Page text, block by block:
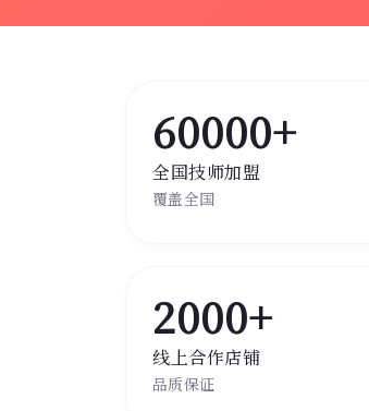
60000+
全国技师加盟
覆盖全国
2000+
线上合作店铺
品质保证